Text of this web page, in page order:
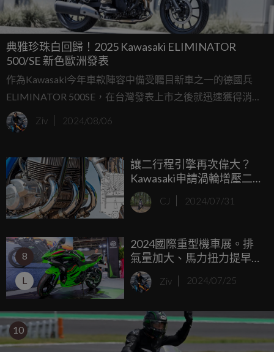
典雅珍珠白回歸！2025 Kawasaki ELIMINATOR
500/SE 新色歐洲發表
作為Kawasaki今年車款陣容中備受矚目新車之一的德國兵
ELIMINATOR 500SE，在台灣發表上市之後就迅速獲得消費
者的喜愛，搭載和NINJA 500同款的451c.c.並列雙缸引擎，
44PS馬力和寬敞的動力平原，給予這台美式巡航車非常暢快
色，最大的亮點就是德國兵在日本首發亮相時的典雅珍珠白
再次回歸！
Ziv 2024/08/06
讓二行程引擎再次偉大？
Kawasaki申請渦輪增壓二
行程引擎專利圖曝光
CJ 2024/07/31
8
L
2024國際重型機車展。排
氣量加大、馬力扭力提早
爆發！KAWASAKI Ninja
500 台灣發表
Ziv 2024/07/25
10